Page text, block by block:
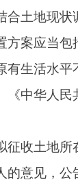
明材料办理
请征收土地时
国土地管理法